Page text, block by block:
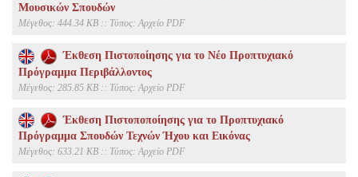
Μουσικών Σπουδών
Mέγεθος: 444.34 KB :: Τύπος: Αρχείο PDF
Έκθεση Πιστοποίησης για το Νέο Προπτυχιακό
Πρόγραμμα Περιβάλλοντος
Mέγεθος: 285.85 KB :: Τύπος: Αρχείο PDF
Έκθεση Πιστοποποίησης για το Προπτυχιακό
Πρόγραμμα Σπουδών Τεχνών Ήχου και Εικόνας
Mέγεθος: 633.21 KB :: Τύπος: Αρχείο PDF